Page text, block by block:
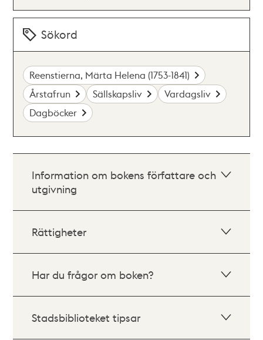
Sökord
Reenstierna, Märta Helena (1753-1841)
Årstafrun
Sällskapsliv
Vardagsliv
Dagböcker
Information om bokens författare och
utgivning
Rättigheter
Har du frågor om boken?
Stadsbiblioteket tipsar